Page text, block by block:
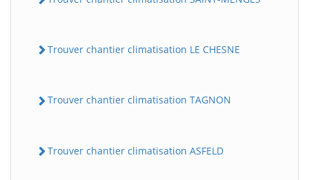
Trouver chantier climatisation LE CHESNE
Trouver chantier climatisation TAGNON
Trouver chantier climatisation ASFELD